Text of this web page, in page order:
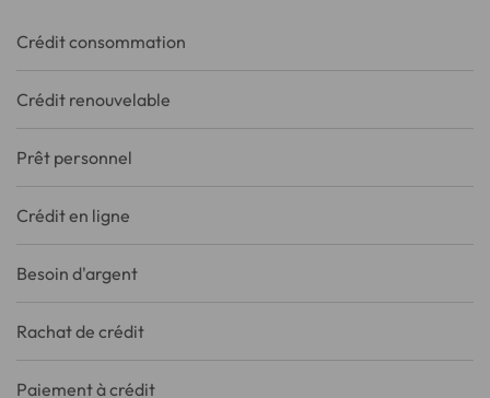
Crédit consommation
Crédit renouvelable
Prêt personnel
Crédit en ligne
Besoin d'argent
Rachat de crédit
Paiement à crédit